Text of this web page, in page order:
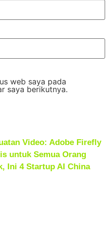
web saya pada
saya berikutnya.
Video: Adobe Firefly
untuk Semua Orang
Ini 4 Startup AI China